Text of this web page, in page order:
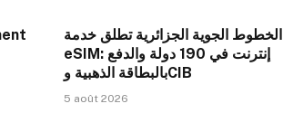
الخطوط الجوية الجزائرية تطلق خدمة
eSIM: إنترنت في 190 دولة والدفع
بالبطاقة الذهبية وCIB
5 août 2026